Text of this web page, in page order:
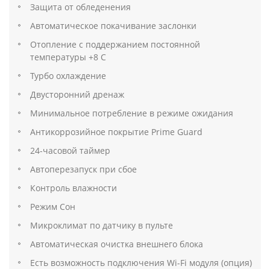
Защита от обледенения
Автоматическое покачивание заслонки
Отопление с поддержанием постоянной
температуры +8 C
Турбо охлаждение
Двусторонний дренаж
Минимальное потребление в режиме ожидания
Антикоррозийное покрытие Prime Guard
24-часовой таймер
Автоперезапуск при сбое
Контроль влажности
Режим Сон
Микроклимат по датчику в пульте
Автоматическая очистка внешнего блока
Есть возможность подключения Wi-Fi модуля (опция)